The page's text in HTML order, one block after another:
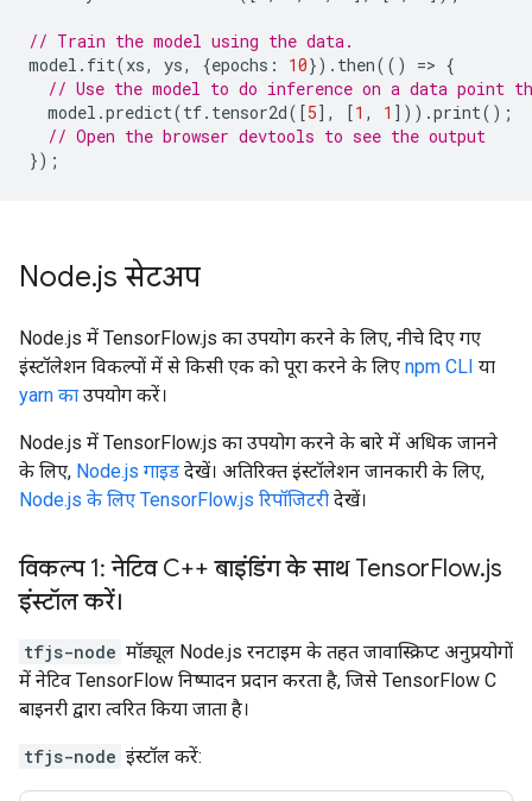
// Train the model using the data.
model . fit(xs, ys, {epochs : 10}). then(() => {
// Use the model to do inference on a data point
model .predict(tf. tensor2d([5], [1 , 1 ])).print();
// Open the browser devtools to see the output
});
Node.js सेटअप
Node.js में TensorFlow.js का उपयोग करने के लिए, नीचे दिए गए
इंस्टॉलेशन विकल्पों में से किसी एक को पूरा करने के लिए npm CLI या
yarn का उपयोग करें।
Node.js में TensorFlow.js का उपयोग करने के बारे में अधिक जानने
के लिए, Node.js गाइड देखें। अतिरिक्त इंस्टॉलेशन जानकारी के लिए,
Node.js के लिए TensorFlow.js रिपॉजिटरी देखें।
विकल्प 1: नेटिव C++ बाइंडिंग के साथ TensorFlow.js
इंस्टॉल करें।
tfjs-node मॉड्यूल Node.js रनटाइम के तहत जावास्क्रिप्ट अनुप्रयोगों
में नेटिव TensorFlow निष्पादन प्रदान करता है, जिसे TensorFlow C
बाइनरी द्वारा त्वरित किया जाता है।
tfjs-node इंस्टॉल करें: